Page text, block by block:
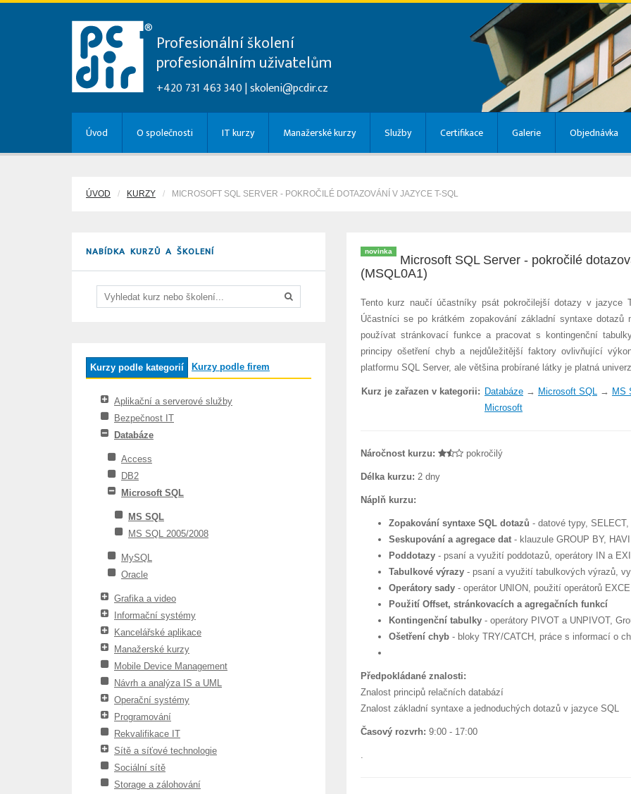
Profesionální školení
profesionálním uživatelům
+420 731 463 340 |skoleni@pcdir.cz
Úvod O společnosti IT kurzy Manažerské kurzy Služby Certifikace Galerie Objednávka
ÚVOD KURZY MICROSOFT SQL SERVER - POKROČILÉ DOTAZOVÁNÍ V JAZYCE T-SQL
NABÍDKA KURZŮ A ŠKOLENÍ
Kurzy podle kategorií Kurzy podle firem
Aplikační a serverové služby
Bezpečnost IT
Databáze
Access
DB2
Microsoft SQL
MS SQL
MS SQL 2005/2008
MySQL
Oracle
Grafika a video
Informační systémy
Kancelářské aplikace
Manažerské kurzy
Mobile Device Management
Návrh a analýza IS a UML
Operační systémy
Programování
Rekvalifikace IT
Sítě a síťové technologie
Sociální sítě
Storage a zálohování
novinka
Microsoft SQL Server - pokročilé
(MSQL0A1)
Tento kurz naučí účastníky psát pokročilejší dotazy v jazyce
Účastníci se po krátkém zopakování základní syntaxe
používat stránkovací funkce a pracovat s kontingenční
principy ošetření chyb a nejdůležitější faktory ovlivňující
platformu SQL Server, ale většina probírané látky je platná
Kurz je zařazen v kategorii: Databáze→ Microsoft SQL→ MS
Microsoft
Náročnost kurzu: pokročilý
Délka kurzu: 2 dny
Náplň kurzu:
Zopakování syntaxe SQL dotazů - datové typy,
Seskupování a agregace dat- klauzule GROUP BY,
Poddotazy- psaní a využití poddotazů, operátory IN a
Tabulkové výrazy- psaní a využití tabulkových výrazů,
Operátory sady- operátor UNION, použití operátorů
Použití Offset, stránkovacích a agregačních funkcí
Kontingenční tabulky- operátory PIVOT a UNPIVOT,
Ošetření chyb- bloky TRY/CATCH, práce s informací o
Předpokládané znalosti:
Znalost principů relačních databází
Znalost základní syntaxe a jednoduchých dotazů v jazyce SQL
Časový rozvrh: 9:00 - 17:00
.